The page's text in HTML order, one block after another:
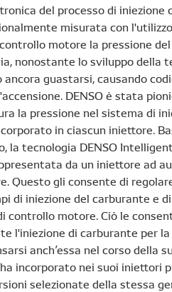
del processo di iniezione
misurata con
motore la pressione
nonostante lo sviluppo della
guastarsi, causando
DENSO è stata
la pressione nel sistema di
in ciascun iniettore.
la tecnologia DENSO
da un iniettore ad
Questo gli consente di
di iniezione del carburante e
motore. Ciò le
l'iniezione di carburante per
anch’essa nel corso della
incorporato nei suoi iniettori
selezionate della stessa